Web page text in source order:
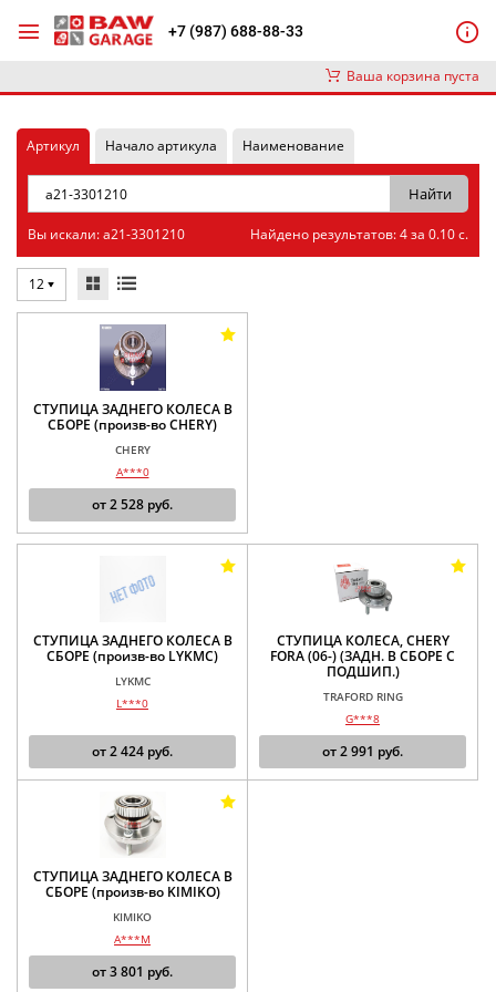
+7 (987) 688-88-33
Ваша корзина пуста
Артикул Начало артикула Наименование
Вы искали: a21-3301210 Найдено результатов: 4 за 0.10 с.
12
СТУПИЦА ЗАДНЕГО КОЛЕСА В
СБОРЕ (произв-во CHERY)
CHERY
A***0
от2 528 руб.
СТУПИЦА ЗАДНЕГО КОЛЕСА В
СБОРЕ (произв-во LYKMC)
LYKMC
L***0
от2 424 руб.
СТУПИЦА КОЛЕСА, CHERY
FORA (06-) (ЗАДН. В СБОРЕ С
ПОДШИП.)
TRAFORD RING
G***8
от2 991 руб.
СТУПИЦА ЗАДНЕГО КОЛЕСА В
СБОРЕ (произв-во KIMIKO)
KIMIKO
A***M
от3 801 руб.